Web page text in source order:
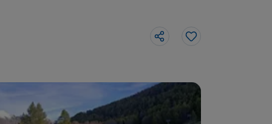
Me gusta